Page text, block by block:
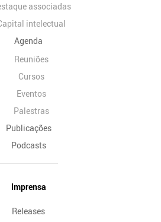
associadas
intelectual
Agenda
Reuniões
Cursos
Eventos
Palestras
Publicações
Podcasts
Imprensa
Releases